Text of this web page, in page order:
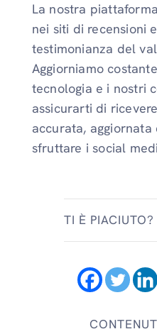
La nostra
nei siti di recensioni
testimonianza del
Aggiorniamo
tecnologia e i nostri
assicurarti di
accurata,
sfruttare i social
TI È